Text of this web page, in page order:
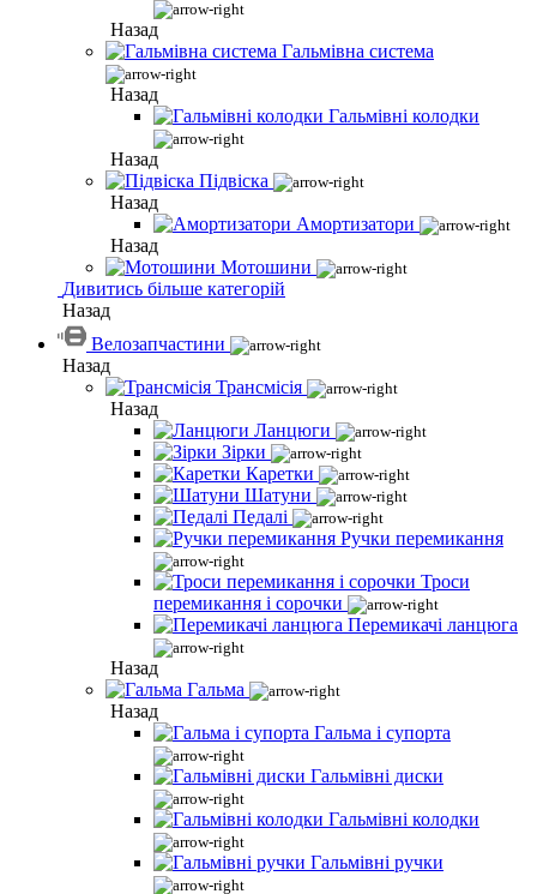
Назад
Гальмівна система
Назад
Гальмівні колодки
Назад
Підвіска
Назад
Амортизатори
Назад
Мотошини
Дивитись більше категорій
Назад
Велозапчастини
Назад
Трансмісія
Назад
Ланцюги
Зірки
Каретки
Шатуни
Педалі
Ручки перемикання
Троси
перемикання і сорочки
Перемикачі ланцюга
Назад
Гальма
Назад
Гальма і супорта
Гальмівні диски
Гальмівні колодки
Гальмівні ручки